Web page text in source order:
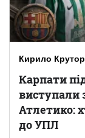
Кирило
Карпати
виступали
Атлетико:
до УПЛ